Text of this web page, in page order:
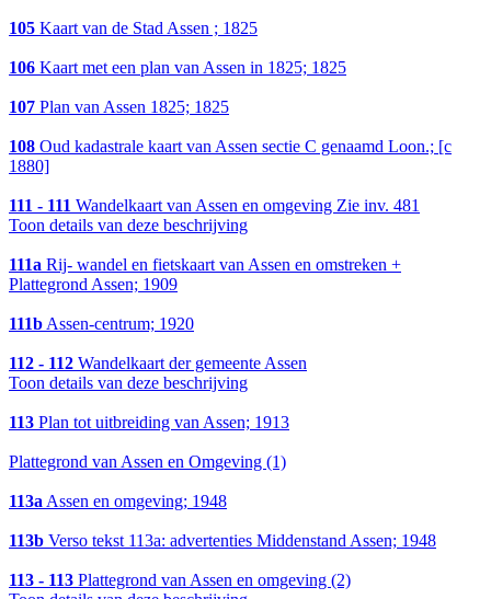
105 Kaart van de Stad Assen ; 1825
106 Kaart met een plan van Assen in 1825; 1825
107 Plan van Assen 1825; 1825
108 Oud kadastrale kaart van Assen sectie C genaamd Loon.; [c
1880]
111 - 111 Wandelkaart van Assen en omgeving Zie inv. 481
Toon details van deze beschrijving
111a Rij- wandel en fietskaart van Assen en omstreken +
Plattegrond Assen; 1909
111bAssen-centrum; 1920
112 - 112 Wandelkaart der gemeente Assen
Toon details van deze beschrijving
113 Plan tot uitbreiding van Assen; 1913
Plattegrond van Assen en Omgeving (1)
113aAssen en omgeving; 1948
113b Verso tekst 113a: advertenties Middenstand Assen; 1948
113 - 113 Plattegrond van Assen en omgeving (2)